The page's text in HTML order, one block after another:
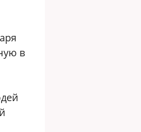
в